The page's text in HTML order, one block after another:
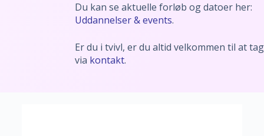
Du kan se aktuelle forløb og datoer her:
Uddannelser & events.
Er du i tvivl, er du altid velkommen til at
via kontakt.